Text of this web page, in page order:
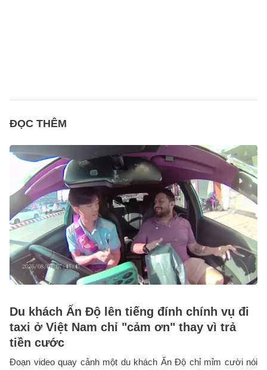
ĐỌC THÊM
Du khách Ấn Độ lên tiếng đính chính vụ đi
taxi ở Việt Nam chỉ "cảm ơn" thay vì trả
tiền cước
Đoạn video quay cảnh một du khách Ấn Độ chỉ mỉm cười nói